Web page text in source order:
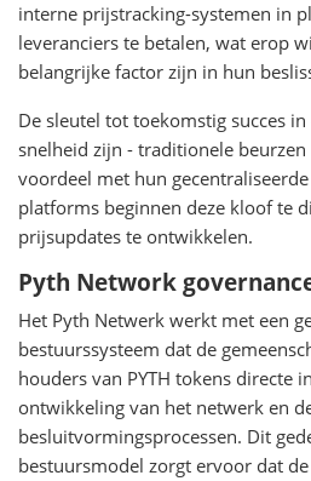
interne prijstracking-systemen in
leveranciers te betalen, wat erop
belangrijke factor zijn in hun
De sleutel tot toekomstig succes
snelheid zijn - traditionele
voordeel met hun
platforms beginnen deze kloof te
prijsupdates te ontwikkelen.
Pyth Network
Het Pyth Netwerk werkt met een
bestuurssysteem dat de
houders van PYTH tokens directe
ontwikkeling van het netwerk en
besluitvormingsprocessen. Dit
bestuursmodel zorgt ervoor dat